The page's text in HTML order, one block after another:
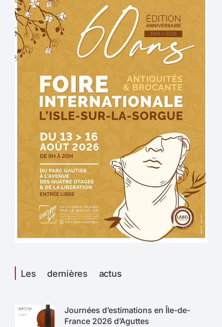
Les dernières actus
Journées d’estimations en Île-de-
France 2026 d’Aguttes